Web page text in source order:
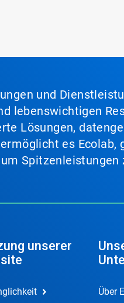
und
lebenswichtigen
Lösungen,
es
Spitzenleistungen
unserer
Über